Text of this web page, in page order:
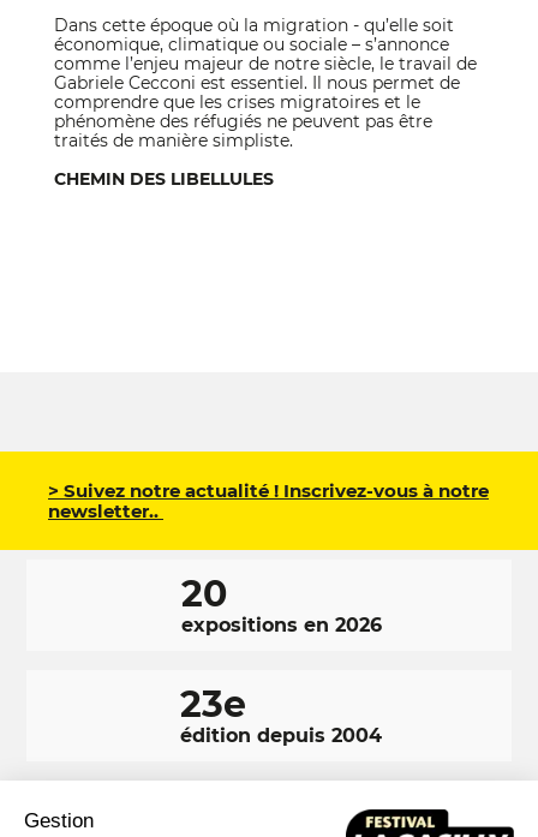
Gestion
Dans cette époque où la migration - qu’elle soit
économique, climatique ou sociale – s’annonce
comme l’enjeu majeur de notre siècle, le travail de
Gabriele Cecconi est essentiel. Il nous permet de
comprendre que les crises migratoires et le
phénomène des réfugiés ne peuvent pas être
traités de manière simpliste.
CHEMIN DES LIBELLULES
> Suivez notre actualité ! Inscrivez-vous à notre
newsletter..
20
expositions en 2026
23e
édition depuis 2004